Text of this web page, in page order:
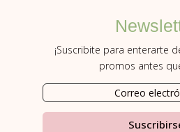
¡Suscribite para enterarte
promos antes